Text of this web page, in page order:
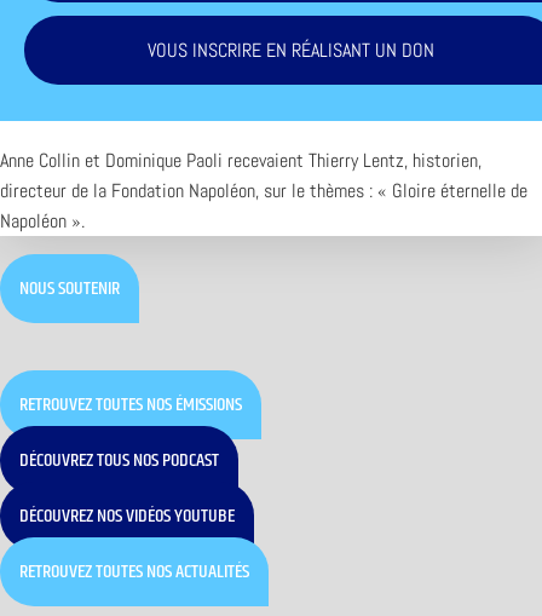
VOUS INSCRIRE EN RÉALISANT UN DON
Anne Collin et Dominique Paoli recevaient Thierry Lentz, historien,
directeur de la Fondation Napoléon, sur le thèmes : « Gloire éternelle de
Napoléon ».
NOUS SOUTENIR
RETROUVEZ TOUTES NOS ÉMISSIONS
DÉCOUVREZ TOUS NOS PODCAST
DÉCOUVREZ NOS VIDÉOS YOUTUBE
RETROUVEZ TOUTES NOS ACTUALITÉS